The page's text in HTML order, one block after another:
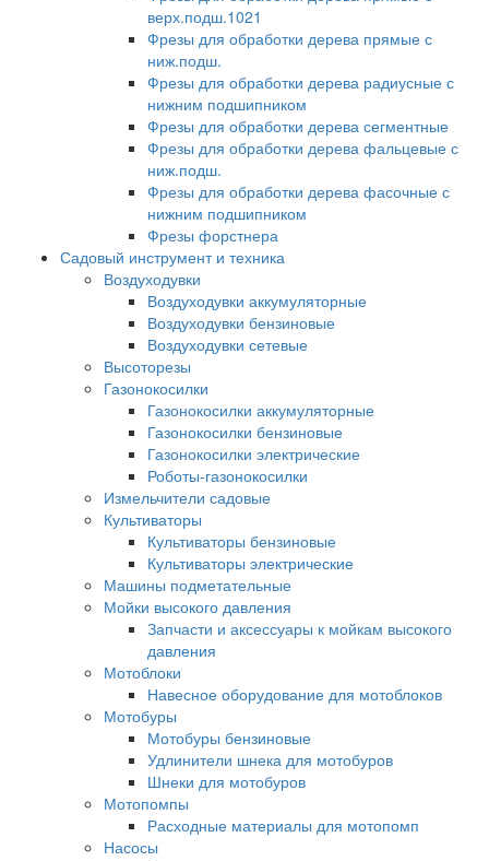
верх.подш.1021
Фрезы для обработки дерева прямые с
ниж.подш.
Фрезы для обработки дерева радиусные с
нижним подшипником
Фрезы для обработки дерева сегментные
Фрезы для обработки дерева фальцевые с
ниж.подш.
Фрезы для обработки дерева фасочные с
нижним подшипником
Фрезы форстнера
Садовый инструмент и техника
Воздуходувки
Воздуходувки аккумуляторные
Воздуходувки бензиновые
Воздуходувки сетевые
Высоторезы
Газонокосилки
Газонокосилки аккумуляторные
Газонокосилки бензиновые
Газонокосилки электрические
Роботы-газонокосилки
Измельчители садовые
Культиваторы
Культиваторы бензиновые
Культиваторы электрические
Машины подметательные
Мойки высокого давления
Запчасти и аксессуары к мойкам высокого
давления
Мотоблоки
Навесное оборудование для мотоблоков
Мотобуры
Мотобуры бензиновые
Удлинители шнека для мотобуров
Шнеки для мотобуров
Мотопомпы
Расходные материалы для мотопомп
Насосы